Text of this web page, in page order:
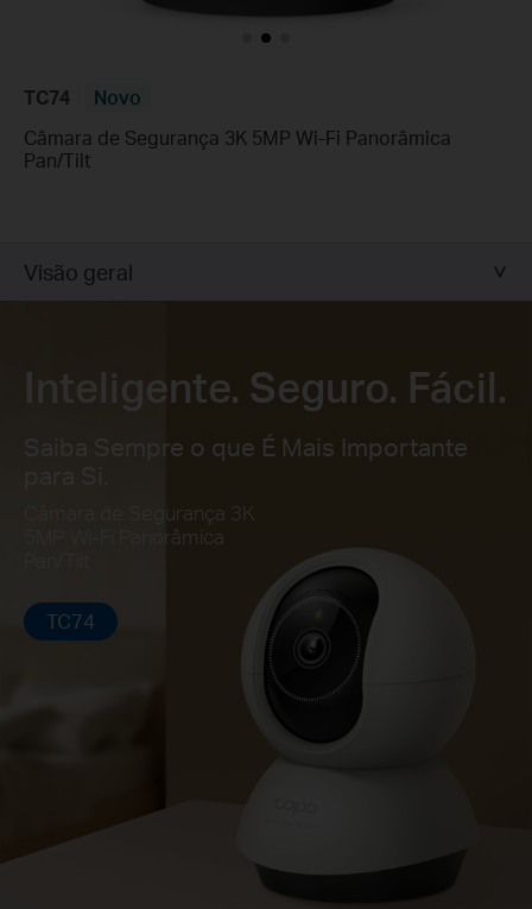
TC74
Novo
Câmara de Segurança 3K 5MP Wi-Fi Panorâmica
Pan/Tilt
Visão geral
Inteligente. Seguro. Fácil.
Saiba Sempre o que É Mais Importante
Câmara de Segurança 3K
5MP Wi-Fi Panorâmica
TC74